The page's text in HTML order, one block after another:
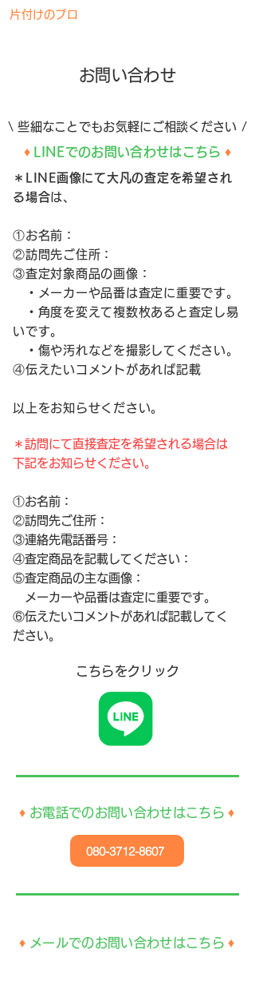
片付けのプロ
お問い合わせ
\ 些細なことでもお気軽にご相談ください /
♦ LINEでのお問い合わせはこちら ♦
＊LINE画像にて大凡の査定を希望され
る場合は、
①お名前：
②訪問先ご住所：
③査定対象商品の画像：
・メーカーや品番は査定に重要です。
・角度を変えて複数枚あると査定し易
いです。
・傷や汚れなどを撮影してください。
④伝えたいコメントがあれば記載
以上をお知らせください。
＊訪問にて直接査定を希望される場合は
下記をお知らせください。
①お名前：
②訪問先ご住所：
③連絡先電話番号：
④査定商品を記載してください：
⑤査定商品の主な画像：
メーカーや品番は査定に重要です。
⑥伝えたいコメントがあれば記載してく
ださい。
こちらをクリック
♦ お電話でのお問い合わせはこちら♦
080-3712-8607
♦ メールでのお問い合わせはこちら♦